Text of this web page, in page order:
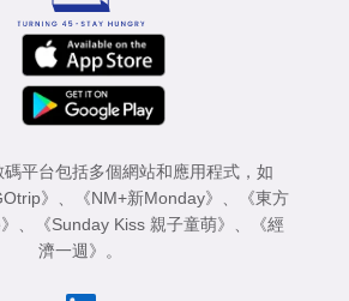
平台包括多個網站和應用程式，如
》 《NM+新Monday》
《東方
《Sunday Kiss 親子童萌》
《經
濟一週》
。